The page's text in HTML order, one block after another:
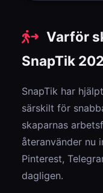
Varför
SnapTik
SnapTik har
särskilt för
skaparnas
återanvänder nu
Pinterest,
dagligen.